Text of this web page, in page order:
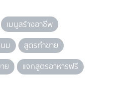
เมนูสร้างอาชีพ
ม
สูตรทำขาย
ย
แจกสูตรอาหารฟรี